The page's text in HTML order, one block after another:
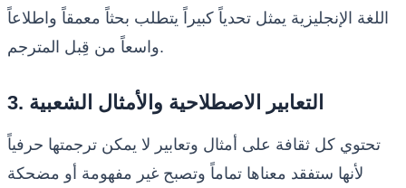
اللغة الإنجليزية يمثل تحدياً كبيراً يتطلب بحثاً معمقاً واطلاعاً
واسعاً من قِبل المترجم.
3. التعابير الاصطلاحية والأمثال الشعبية
تحتوي كل ثقافة على أمثال وتعابير لا يمكن ترجمتها حرفياً
لأنها ستفقد معناها تماماً وتصبح غير مفهومة أو مضحكة